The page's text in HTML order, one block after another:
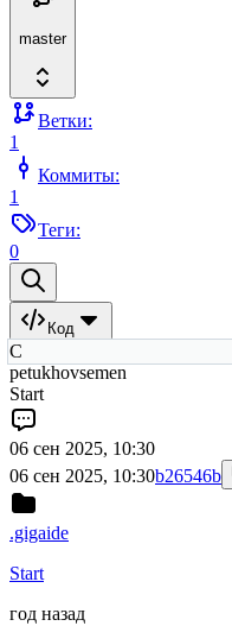
master
Ветки:
1
Коммиты:
1
Теги:
0
Код
С
petukhovsemen
Start
06 сен 2025, 10:30
06 сен 2025, 10:30b26546b
.gigaide
Start
год назад